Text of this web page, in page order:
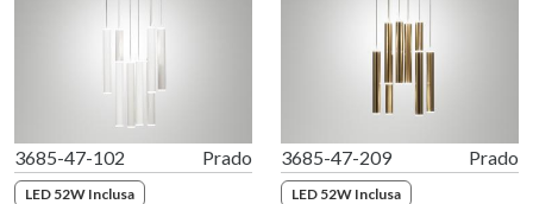
3685-47-102 Prado
LED 52W Inclusa
3685-47-209 Prado
LED 52W Inclusa